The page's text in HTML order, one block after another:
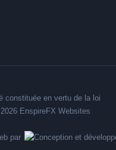
constituée en vertu de la loi
EnspireFX Websites
par